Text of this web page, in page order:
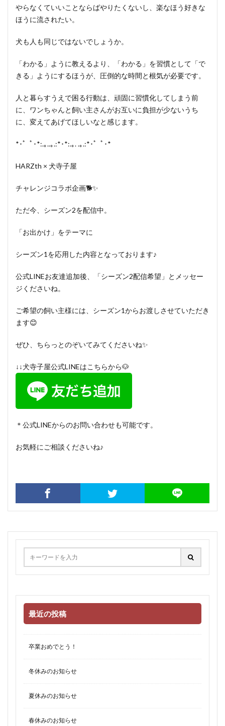
やらなくていいことならばやりたくないし、楽なほう好きな
ほうに流されたい。
犬も人も同じではないでしょうか。
「わかる」ように教えるより、「わかる」を習慣として「で
きる」ようにするほうが、圧倒的な時間と根気が必要です。
人と暮らすうえで困る行動は、頑固に習慣化してしまう前
に、ワンちゃんと飼い主さんがお互いに負担が少ないうち
に、変えてあげてほしいなと感じます。
*･゜ﾟ･*:.｡..｡.:*･*:.｡. .｡.:*･゜ﾟ･*
HARZth × 犬寺子屋
チャレンジコラボ企画🐕✨
ただ今、シーズン2を配信中。
「お出かけ」をテーマに
シーズン1を応用した内容となっております♪
公式LINEお友達追加後、「シーズン2配信希望」とメッセー
ジくださいね。
ご希望の飼い主様には、シーズン1からお渡しさせていただき
ます😊
ぜひ、ちらっとのぞいてみてくださいね✨
↓↓犬寺子屋公式LINEはこちらから🐶
＊公式LINEからのお問い合わせも可能です。
お気軽にご相談くださいね♪
最近の投稿
卒業おめでとう！
冬休みのお知らせ
夏休みのお知らせ
春休みのお知らせ